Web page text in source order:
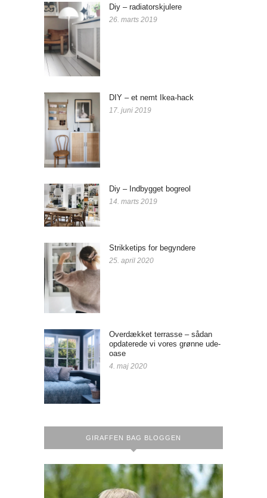
Diy – radiatorskjulere
26. marts 2019
DIY – et nemt Ikea-hack
17. juni 2019
Diy – Indbygget bogreol
14. marts 2019
Strikketips for begyndere
25. april 2020
Overdækket terrasse – sådan
opdaterede vi vores grønne ude-
oase
4. maj 2020
GIRAFFEN BAG BLOGGEN